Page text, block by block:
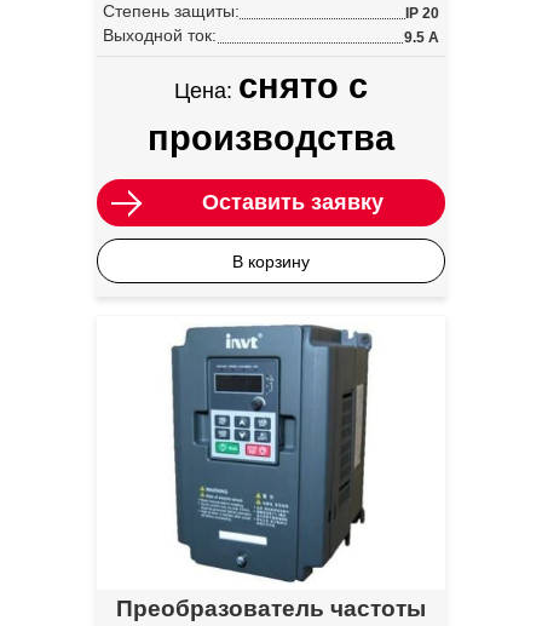
Степень защиты: IP 20
Выходной ток: 9.5 А
Цена: снято с
производства
Оставить заявку
В корзину
Преобразователь частоты